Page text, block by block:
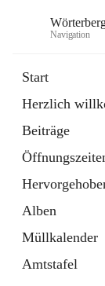
Navigation
Start
Herzlich
Beiträge
Alben
Müllkalender
Amtstafel
5 Schnellzugriffe
Bürgerservice
9 Schnellzugriffe